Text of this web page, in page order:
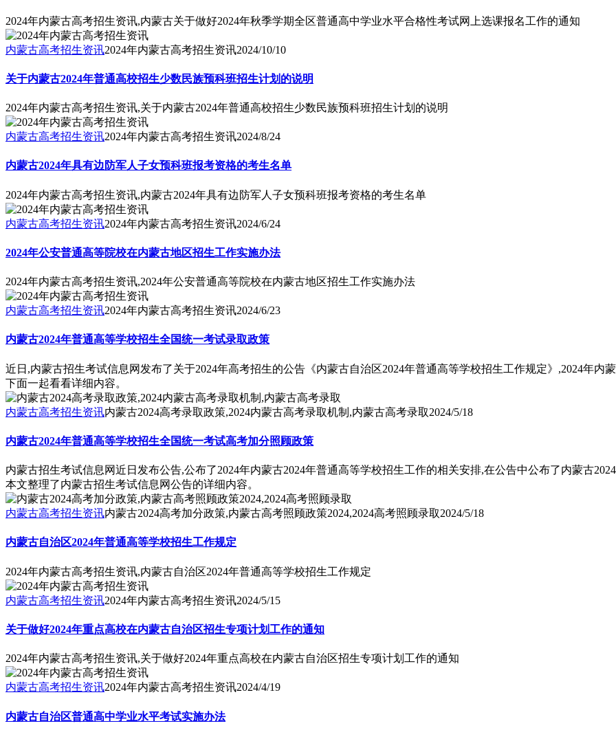
2024年内蒙古高考招生资讯,内蒙古关于做好2024年秋季学期全区普通高中学业水平合格性考试网上选课报名工作的通知
内蒙古高考招生资讯2024年内蒙古高考招生资讯2024/10/10
关于内蒙古2024年普通高校招生少数民族预科班招生计划的说明
2024年内蒙古高考招生资讯,关于内蒙古2024年普通高校招生少数民族预科班招生计划的说明
内蒙古高考招生资讯2024年内蒙古高考招生资讯2024/8/24
内蒙古2024年具有边防军人子女预科班报考资格的考生名单
2024年内蒙古高考招生资讯,内蒙古2024年具有边防军人子女预科班报考资格的考生名单
内蒙古高考招生资讯2024年内蒙古高考招生资讯2024/6/24
2024年公安普通高等院校在内蒙古地区招生工作实施办法
2024年内蒙古高考招生资讯,2024年公安普通高等院校在内蒙古地区招生工作实施办法
内蒙古高考招生资讯2024年内蒙古高考招生资讯2024/6/23
内蒙古2024年普通高等学校招生全国统一考试录取政策
近日,内蒙古招生考试信息网发布了关于2024年高考招生的公告《内蒙古自治区2024年普通高等学校招生工作规定》,2024年
下面一起看看详细内容。
内蒙古高考招生资讯内蒙古2024高考录取政策,2024内蒙古高考录取机制,内蒙古高考录取2024/5/18
内蒙古2024年普通高等学校招生全国统一考试高考加分照顾政策
内蒙古招生考试信息网近日发布公告,公布了2024年内蒙古2024年普通高等学校招生工作的相关安排,在公告中公布了内蒙古
本文整理了内蒙古招生考试信息网公告的详细内容。
内蒙古高考招生资讯内蒙古2024高考加分政策,内蒙古高考照顾政策2024,2024高考照顾录取2024/5/18
内蒙古自治区2024年普通高等学校招生工作规定
2024年内蒙古高考招生资讯,内蒙古自治区2024年普通高等学校招生工作规定
内蒙古高考招生资讯2024年内蒙古高考招生资讯2024/5/15
关于做好2024年重点高校在内蒙古自治区招生专项计划工作的通知
2024年内蒙古高考招生资讯,关于做好2024年重点高校在内蒙古自治区招生专项计划工作的通知
内蒙古高考招生资讯2024年内蒙古高考招生资讯2024/4/19
内蒙古自治区普通高中学业水平考试实施办法